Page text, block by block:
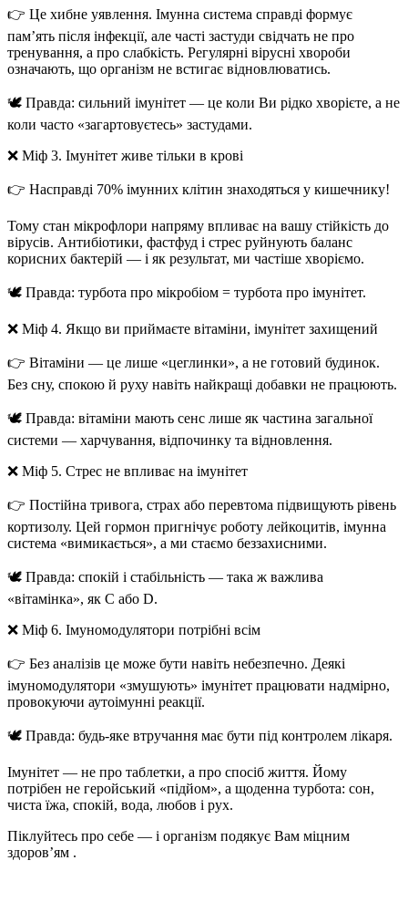
👉 Це хибне уявлення. Імунна система справді формує
пам’ять після інфекції, але часті застуди свідчать не про
тренування, а про слабкість. Регулярні вірусні хвороби
означають, що організм не встигає відновлюватись.
🕊️ Правда: сильний імунітет — це коли Ви рідко хворієте, а не
коли часто «загартовуєтесь» застудами.
❌ Міф 3. Імунітет живе тільки в крові
👉 Насправді 70% імунних клітин знаходяться у кишечнику!
Тому стан мікрофлори напряму впливає на вашу стійкість до
вірусів. Антибіотики, фастфуд і стрес руйнують баланс
корисних бактерій — і як результат, ми частіше хворіємо.
🕊️ Правда: турбота про мікробіом = турбота про імунітет.
❌ Міф 4. Якщо ви приймаєте вітаміни, імунітет захищений
👉 Вітаміни — це лише «цеглинки», а не готовий будинок.
Без сну, спокою й руху навіть найкращі добавки не працюють.
🕊️ Правда: вітаміни мають сенс лише як частина загальної
системи — харчування, відпочинку та відновлення.
❌ Міф 5. Стрес не впливає на імунітет
👉 Постійна тривога, страх або перевтома підвищують рівень
кортизолу. Цей гормон пригнічує роботу лейкоцитів, імунна
система «вимикається», а ми стаємо беззахисними.
🕊️ Правда: спокій і стабільність — така ж важлива
«вітамінка», як C або D.
❌ Міф 6. Імуномодулятори потрібні всім
👉 Без аналізів це може бути навіть небезпечно. Деякі
імуномодулятори «змушують» імунітет працювати надмірно,
провокуючи аутоімунні реакції.
🕊️ Правда: будь-яке втручання має бути під контролем лікаря.
Імунітет — не про таблетки, а про спосіб життя. Йому
потрібен не геройський «підйом», а щоденна турбота: сон,
чиста їжа, спокій, вода, любов і рух.
Піклуйтесь про себе — і організм подякує Вам міцним
здоров’ям .